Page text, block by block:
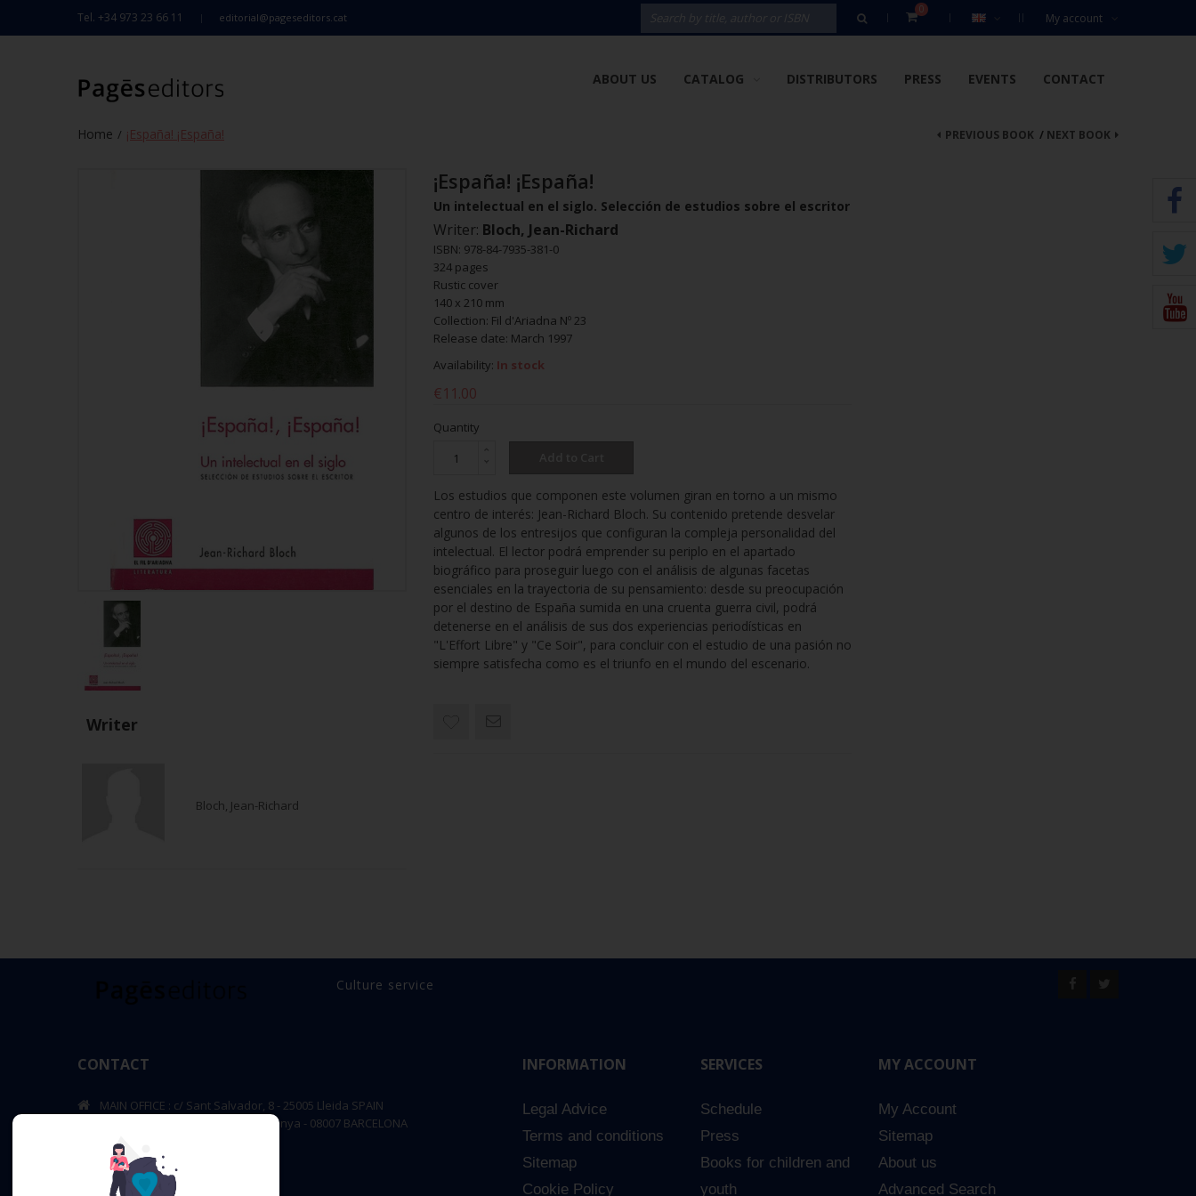
Tel. +34 973 23 66 11 editorial@pageseditors.cat My account
0
ABOUT US CATALOG DISTRIBUTORS PRESS EVENTS CONTACT
Home / ¡España! ¡España! NEXT BOOK
PREVIOUS BOOK /
Writer
Bloch, Jean-Richard
¡España! ¡España!
Un intelectual en el siglo. Selección de estudios sobre el escritor
Writer: Bloch, Jean-Richard
ISBN: 978-84-7935-381-0
324 pages
Rustic cover
140 x 210 mm
Collection: Fil d'Ariadna Nº 23
Release date: March 1997
Availability: In stock
€11.00
Quantity
Los estudios que componen este volumen giran en torno a un mismo
centro de interés: Jean-Richard Bloch. Su contenido pretende desvelar
algunos de los entresijos que configuran la compleja personalidad del
intelectual. El lector podrá emprender su periplo en el apartado
biográfico para proseguir luego con el análisis de algunas facetas
esenciales en la trayectoria de su pensamiento: desde su preocupación
por el destino de España sumida en una cruenta guerra civil, podrá
detenerse en el análisis de sus dos experiencias periodísticas en
"L'Effort Libre" y "Ce Soir", para concluir con el estudio de una pasión no
siempre satisfecha como es el triunfo en el mundo del escenario.
Culture service
CONTACT
MAIN OFFICE : c/ Sant Salvador, 8 - 25005 Lleida SPAIN
BARCELONA OFFICE: Rambla de Catalunya - 08007 BARCELONA
editorial@pageseditors.cat
Telephone: +34 973 23 66 11
INFORMATION
Legal Advice
Terms and conditions
Sitemap
Cookie Policy
SERVICES
Schedule
Press
Books for children and
youth
MY ACCOUNT
My Account
Sitemap
About us
Advanced Search